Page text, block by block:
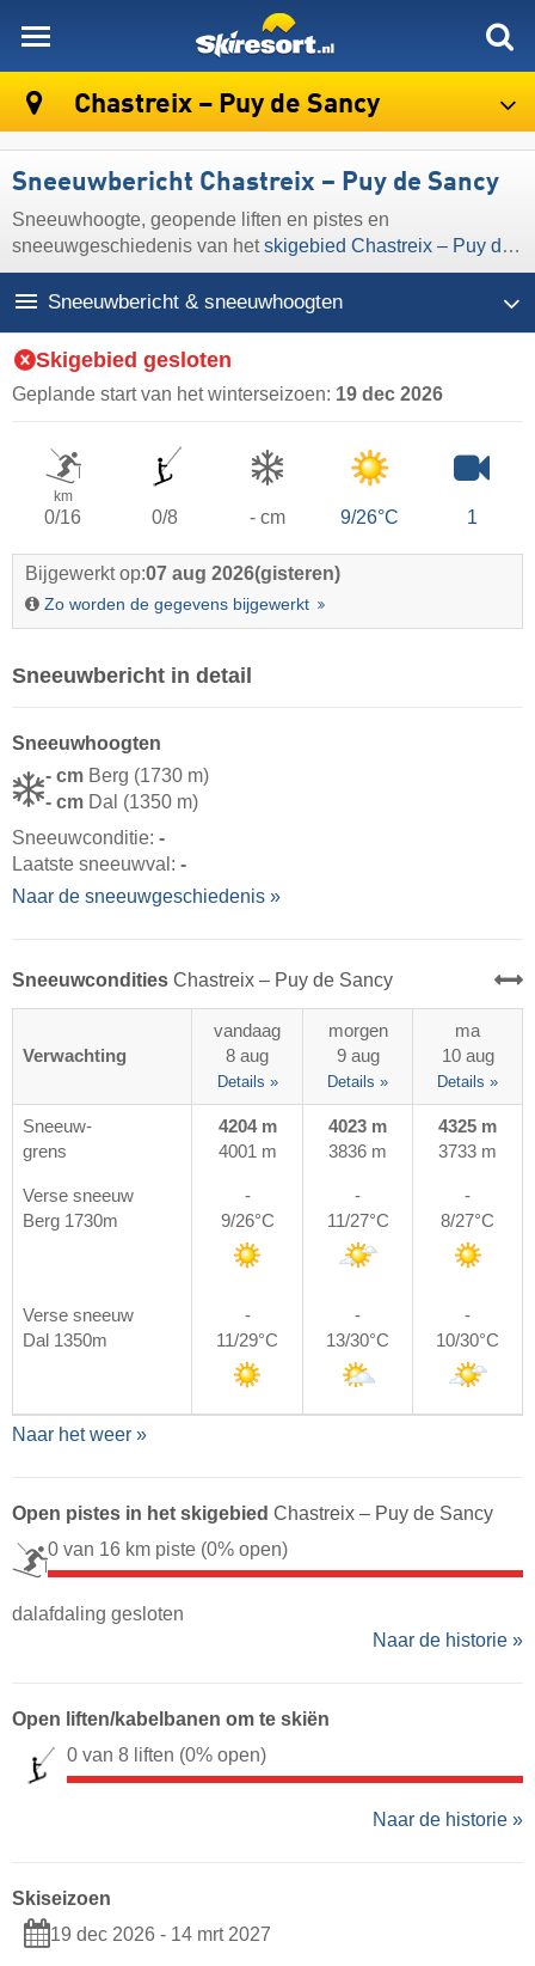
Chastreix – Puy de Sancy
Sneeuwbericht Chastreix – Puy de Sancy
Sneeuwhoogte, geopende liften en pistes en
sneeuwgeschiedenis van hetskigebied Chastreix – Puy de
Sancy
Sneeuwbericht & sneeuwhoogten
Skigebied gesloten
Geplande start van het winterseizoen: 19 dec 2026
km
0/16 0/8 - cm 9/26°C 1
Bijgewerkt op:07 aug 2026(gisteren)
Zo worden de gegevens bijgewerkt
Sneeuwbericht in detail
Sneeuwhoogten
- cm Berg (1730 m)
- cm Dal (1350 m)
Sneeuwconditie: -
Laatste sneeuwval: -
Naar de sneeuwgeschiedenis »
Sneeuwcondities Chastreix – Puy de Sancy
Verwachting
vandaag
8 aug
Details »
morgen
9 aug
Details »
ma
10 aug
Details »
Sneeuw-
grens
4204 m
4001 m
4023 m
3836 m
4325 m
3733 m
Verse sneeuw
Berg 1730m
-
9/26°C
-
11/27°C
-
8/27°C
Verse sneeuw
Dal 1350m
-
11/29°C
-
13/30°C
-
10/30°C
Naar het weer »
Open pistes in het skigebied Chastreix – Puy de Sancy
0 van 16 km piste (0% open)
dalafdaling gesloten
Naar de historie »
Open liften/kabelbanen om te skiën
0 van 8 liften (0% open)
Naar de historie »
Skiseizoen
19 dec 2026 - 14 mrt 2027